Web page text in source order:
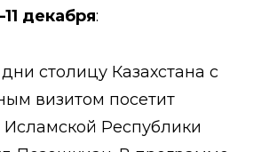
декабря:
столицу Казахстана с
визитом посетит
Исламской Республики